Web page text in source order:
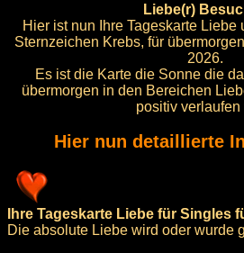
Liebe(r)
Hier ist nun Ihre Tageskarte Liebe
Sternzeichen Krebs, für
2026.
Es ist die Karte die Sonne die
übermorgen in den Bereichen
positiv verlaufen
Hier nun detaillierte
Ihre Tageskarte Liebe für Singles
Die absolute Liebe wird oder wurde